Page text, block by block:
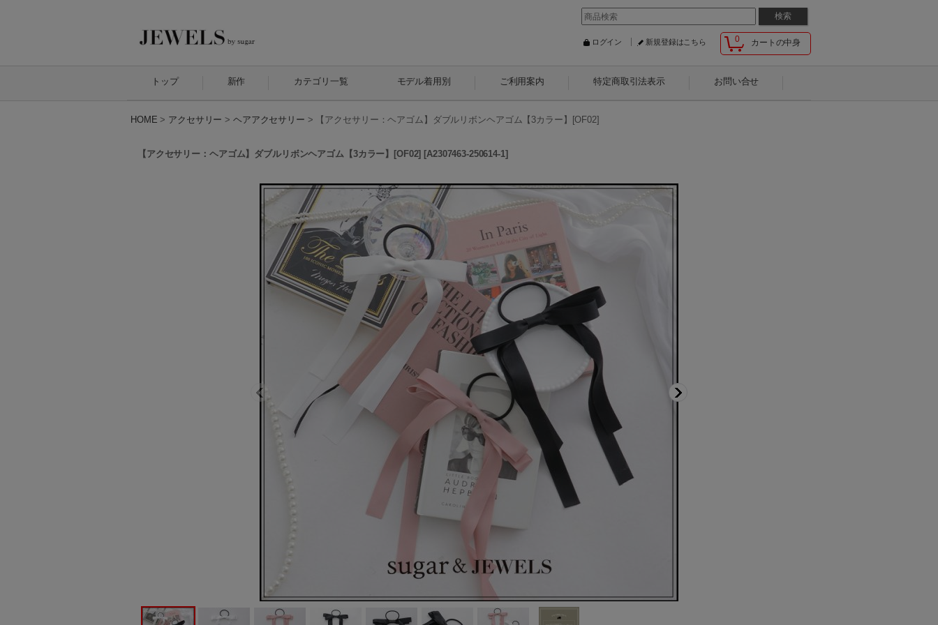
0 カートの中身
ログイン 新規登録はこちら
トップ 新作 カテゴリ一覧 モデル着用別 ご利用案内 特定商取引法表示 お問い合せ
HOME > アクセサリー > ヘアアクセサリー > 【アクセサリー：ヘアゴム】ダブルリボンヘアゴム【3カラー】[OF02]
【アクセサリー：ヘアゴム】ダブルリボンヘアゴム【3カラー】[OF02] [A2307463-250614-1]